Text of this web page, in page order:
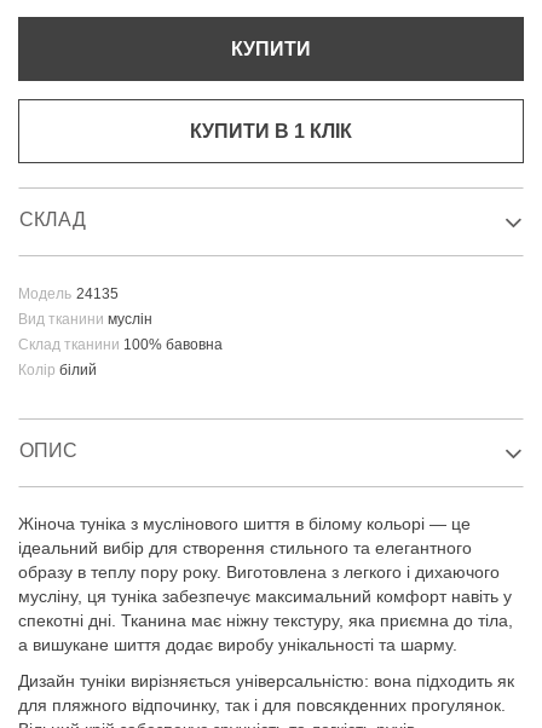
КУПИТИ
КУПИТИ В 1 КЛIК
СКЛАД
Модель 24135
Вид тканини муслін
Склад тканини 100% бавовна
Колір білий
ОПИС
Жіноча туніка з муслінового шиття в білому кольорі — це
ідеальний вибір для створення стильного та елегантного
образу в теплу пору року. Виготовлена з легкого і дихаючого
мусліну, ця туніка забезпечує максимальний комфорт навіть у
спекотні дні. Тканина має ніжну текстуру, яка приємна до тіла,
а вишукане шиття додає виробу унікальності та шарму.
Дизайн туніки вирізняється універсальністю: вона підходить як
для пляжного відпочинку, так і для повсякденних прогулянок.